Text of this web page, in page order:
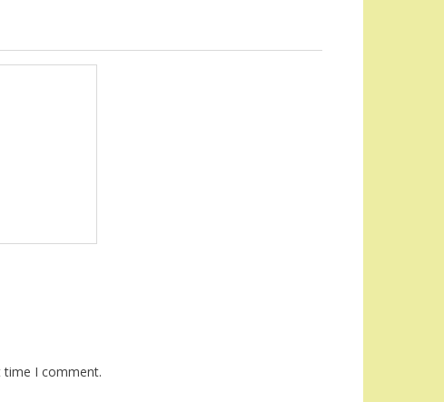
time I comment.